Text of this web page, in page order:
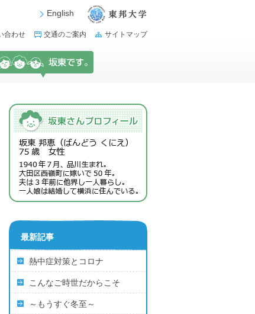
English
合わせ 交通のご案内 サイトマップ
最新記事
熱中症対策とコロナ
こんなご時世だからこそ
～もうすぐ冬至～